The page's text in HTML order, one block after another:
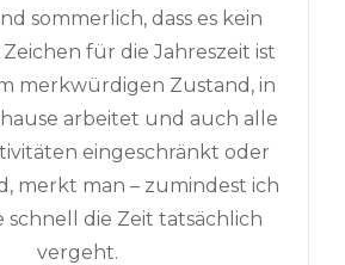
sommerlich, dass es kein
Zeichen für die Jahreszeit ist
merkwürdigen Zustand, in
arbeitet und auch alle
eingeschränkt oder
merkt man – zumindest ich
schnell die Zeit tatsächlich
vergeht.